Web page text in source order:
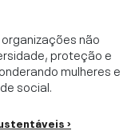
não
proteção e
mulheres e
social.
›